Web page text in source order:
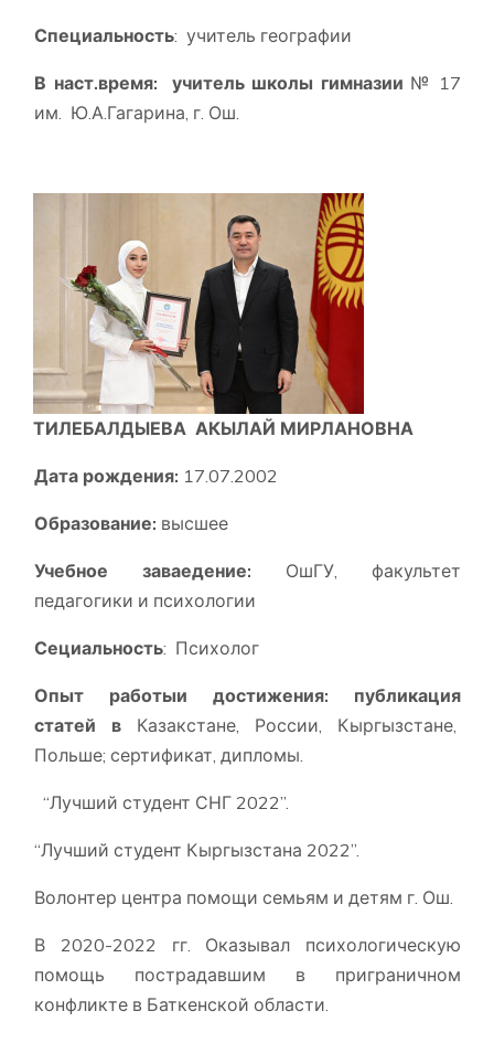
Специальность: учитель географии
В наст.время: учитель школы гимназии № 17
им. Ю.А.Гагарина, г. Ош.
ТИЛЕБАЛДЫЕВА АКЫЛАЙ МИРЛАНОВНА
Дата рождения: 17.07.2002
Образование: высшее
Учебное заваедение: ОшГУ, факультет
педагогики и психологии
Сециальность: Психолог
Опыт работыи достижения: публикация
статей в Казакстане, России, Кыргызстане,
Польше; сертификат, дипломы.
“Лучший студент СНГ 2022”.
“Лучший студент Кыргызстана 2022”.
Волонтер центра помощи семьям и детям г. Ош.
В 2020-2022 гг. Оказывал психологическую
помощь пострадавшим в приграничном
конфликте в Баткенской области.